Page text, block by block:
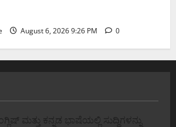
August 6, 2026 9:26 PM 0
ಮತ್ತು ಕನ್ನಡ ಭಾಷೆಯಲ್ಲಿ ಸುದ್ದಿಗಳನ್ನು